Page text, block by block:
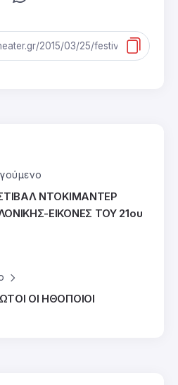
ΝΤΟΚΙΜΑΝΤΕΡ
ΕΙΚΟΝΕΣ ΤΟΥ 21ου
ΟΙ ΗΘΟΠΟΙΟΙ